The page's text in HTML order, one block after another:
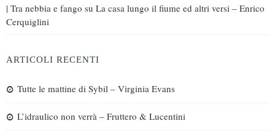
| Tra nebbia e fango su La casa lungo il fiume ed altri versi – Enrico
Cerquiglini
ARTICOLI RECENTI
Tutte le mattine di Sybil – Virginia Evans
L’idraulico non verrà – Fruttero & Lucentini